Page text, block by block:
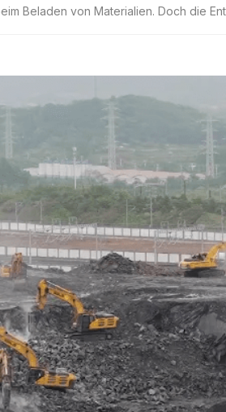
Beladen von Materialien. Doch die